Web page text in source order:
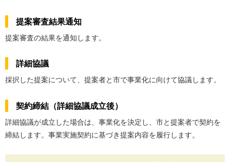
提案審査結果通知
提案審査の結果を通知します。
詳細協議
採択した提案について、提案者と市で事業化に向けて協議します。
契約締結（詳細協議成立後）
詳細協議が成立した場合は、事業化を決定し、市と提案者で契約を
締結します。事業実施契約に基づき提案内容を履行します。